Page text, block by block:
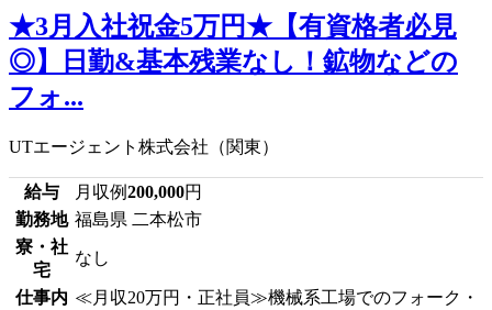
★3月入社祝金5万円★【有資格者必見
◎】日勤&基本残業なし！鉱物などの
フォ...
UTエージェント株式会社（関東）
給与 月収例200,000円
勤務地 福島県 二本松市
寮・社
宅
なし
仕事内 ≪月収20万円・正社員≫機械系工場でのフォーク・